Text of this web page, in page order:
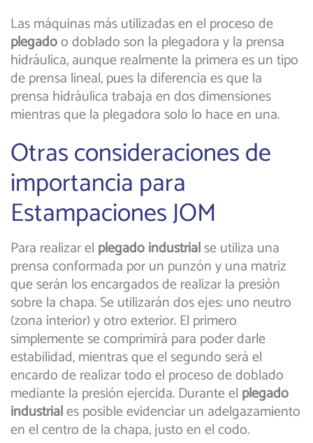
Las máquinas más utilizadas en el proceso de
plegadoo doblado son la plegadora y la prensa
hidráulica, aunque realmente la primera es un tipo
de prensa lineal, pues la diferencia es que la
prensa hidráulica trabaja en dos dimensiones
mientras que la plegadora solo lo hace en una.
Otras consideraciones de
importancia para
Estampaciones JOM
Para realizar el plegado industrialse utiliza una
prensa conformada por un punzón y una matriz
que serán los encargados de realizar la presión
sobre la chapa. Se utilizarán dos ejes: uno neutro
(zona interior) y otro exterior. El primero
simplemente se comprimirá para poder darle
estabilidad, mientras que el segundo será el
encardo de realizar todo el proceso de doblado
mediante la presión ejercida. Durante el plegado
industriales posible evidenciar un adelgazamiento
en el centro de la chapa, justo en el codo.